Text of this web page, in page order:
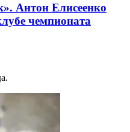
Антон Елисеенко
чемпионата